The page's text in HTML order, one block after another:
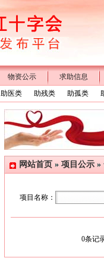
物资公示
求助信息
助医类 助残类 助孤类
网站首页 » 项目公示 »
项目名称：
0条记